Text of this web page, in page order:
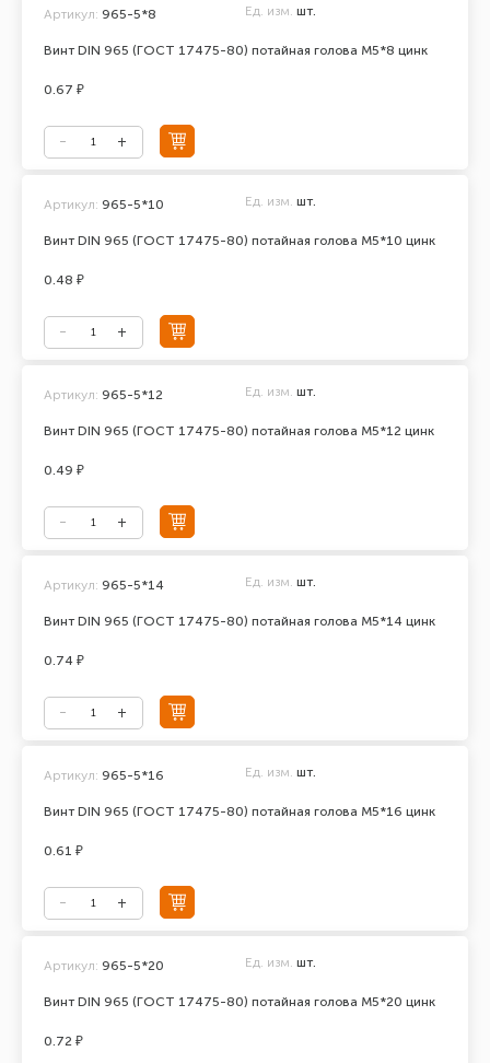
Винт DIN 965 (ГОСТ 17475-80) потайная голова М5*8 цинк
Артикул: 965-5*8 Ед. изм. шт.
0.67 ₽
Винт DIN 965 (ГОСТ 17475-80) потайная голова М5*10 цинк
Артикул: 965-5*10 Ед. изм. шт.
0.48 ₽
Винт DIN 965 (ГОСТ 17475-80) потайная голова М5*12 цинк
Артикул: 965-5*12 Ед. изм. шт.
0.49 ₽
Винт DIN 965 (ГОСТ 17475-80) потайная голова М5*14 цинк
Артикул: 965-5*14 Ед. изм. шт.
0.74 ₽
Винт DIN 965 (ГОСТ 17475-80) потайная голова М5*16 цинк
Артикул: 965-5*16 Ед. изм. шт.
0.61 ₽
Винт DIN 965 (ГОСТ 17475-80) потайная голова М5*20 цинк
Артикул: 965-5*20 Ед. изм. шт.
0.72 ₽